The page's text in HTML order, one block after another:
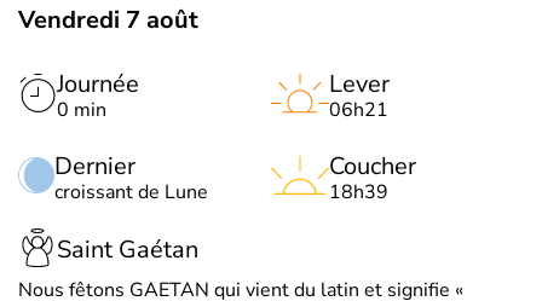
Vendredi 7 août
Journée
0 min
Dernier
croissant de Lune
Lever
06h21
Coucher
18h39
Saint Gaétan
Nous fêtons GAETAN qui vient du latin et signifie «